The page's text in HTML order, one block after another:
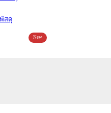
สดุ
New